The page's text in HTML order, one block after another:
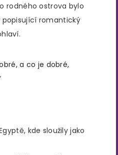
rodného ostrova bylo
popisující romantický
a co je dobré,
kde sloužily jako